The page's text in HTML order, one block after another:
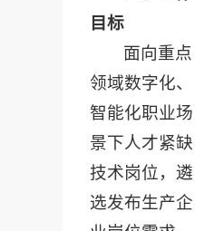
目标
面向重点
领域数字化、
智能化职业场
景下人才紧缺
技术岗位，遴
选发布生产企